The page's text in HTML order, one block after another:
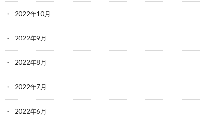
2022年10月
2022年9月
2022年8月
2022年7月
2022年6月